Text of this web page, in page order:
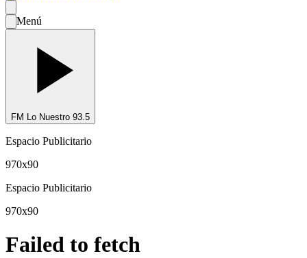
Menú
FM Lo Nuestro 93.5
Espacio Publicitario
970x90
Espacio Publicitario
970x90
Failed to fetch